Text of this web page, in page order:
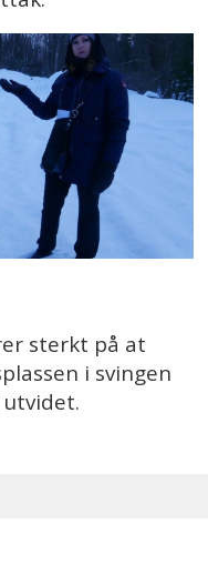
sterkt på at
i svingen